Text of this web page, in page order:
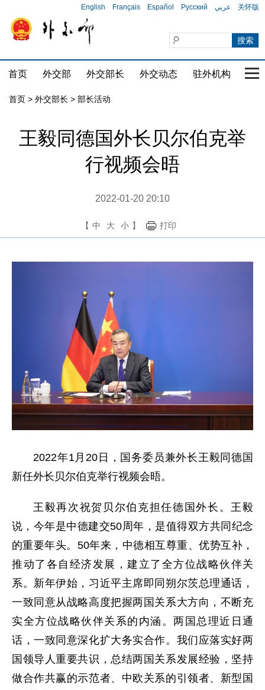
English Français Español Русский عربي 关怀版
首页 外交部 外交部长 外交动态 驻外机构 国
首页 > 外交部长 > 部长活动
王毅同德国外长贝尔伯克举
行视频会晤
2022-01-20 20:10
【 中 大 小 】 打印
2022年1月20日，国务委员兼外长王毅同德国
新任外长贝尔伯克举行视频会晤。
王毅再次祝贺贝尔伯克担任德国外长。王毅
说，今年是中德建交50周年，是值得双方共同纪念
的重要年头。50年来，中德相互尊重、优势互补，
推动了各自经济发展，建立了全方位战略伙伴关
系。新年伊始，习近平主席即同朔尔茨总理通话，
一致同意从战略高度把握两国关系大方向，不断充
实全方位战略伙伴关系的内涵。两国总理近日通
话，一致同意深化扩大务实合作。我们应落实好两
国领导人重要共识，总结两国关系发展经验，坚持
做合作共赢的示范者、中欧关系的引领者、新型国